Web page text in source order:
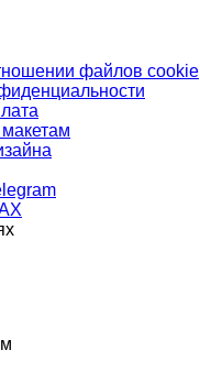
файлов cookie